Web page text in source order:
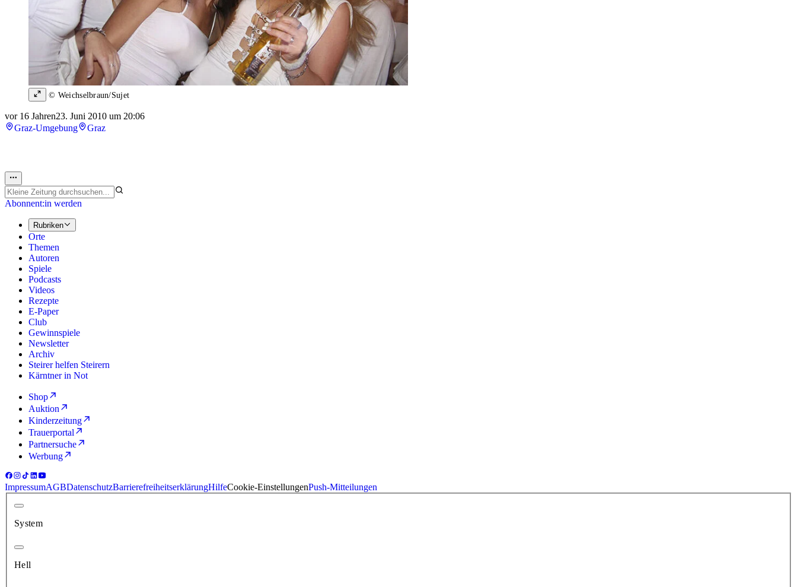
© Weichselbraun/Sujet
vor 16 Jahren23. Juni 2010 um 20:06
Graz-Umgebung
Graz
Abonnent:in werden
Rubriken
Orte
Themen
Autoren
Spiele
Podcasts
Videos
Rezepte
E-Paper
Club
Gewinnspiele
Newsletter
Archiv
Steirer helfen Steirern
Kärntner in Not
Shop
Auktion
Kinderzeitung
Trauerportal
Partnersuche
Werbung
ImpressumAGBDatenschutzBarrierefreiheitserklärungHilfeCookie-EinstellungenPush-Mitteilungen
System
Hell